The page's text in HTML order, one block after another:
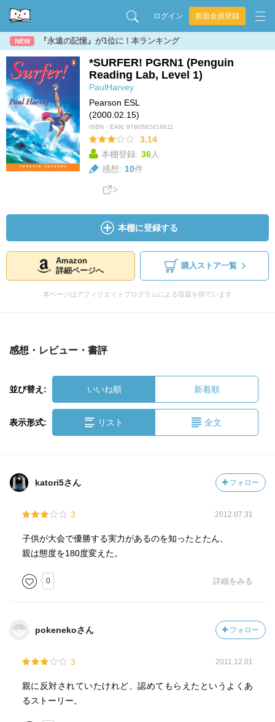
ログイン 新規会員登録
NEW 『永遠の記憶』が1位に！本ランキング
*SURFER! PGRN1 (Penguin
Reading Lab, Level 1)
PaulHarvey
Pearson ESL
(2000.02.15)
ISBN・EAN: 9780582416611
3.14
本棚登録: 36人
感想: 10件
本棚に登録する
Amazon
詳細ページへ
購入ストア一覧
本ページはアフィリエイトプログラムによる収益を得ています
感想・レビュー・書評
並び替え: いいね順 新着順
表示形式: リスト 全文
katori5さん フォロー
3 2012.07.31
子供が大会で優勝する実力があるのを知ったとたん、
親は態度を180度変えた。
0 詳細をみる
pokenekoさん フォロー
3 2011.12.01
親に反対されていたけれど、認めてもらえたというよくあ
るストーリー。